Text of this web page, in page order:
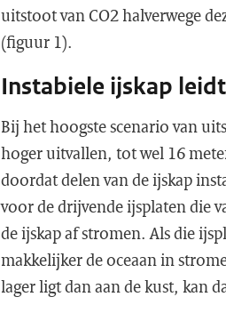
uitstoot van CO2 halverwege
(figuur 1).
Instabiele ijskap
Bij het hoogste scenario van
hoger uitvallen, tot wel 16
doordat delen van de ijskap
voor de drijvende ijsplaten die
de ijskap af stromen. Als die
makkelijker de oceaan in
lager ligt dan aan de kust, kan